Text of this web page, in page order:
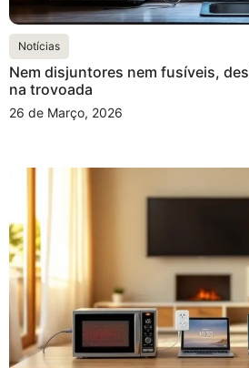
Notícias
Nem disjuntores nem fusíveis,
na trovoada
26 de Março, 2026